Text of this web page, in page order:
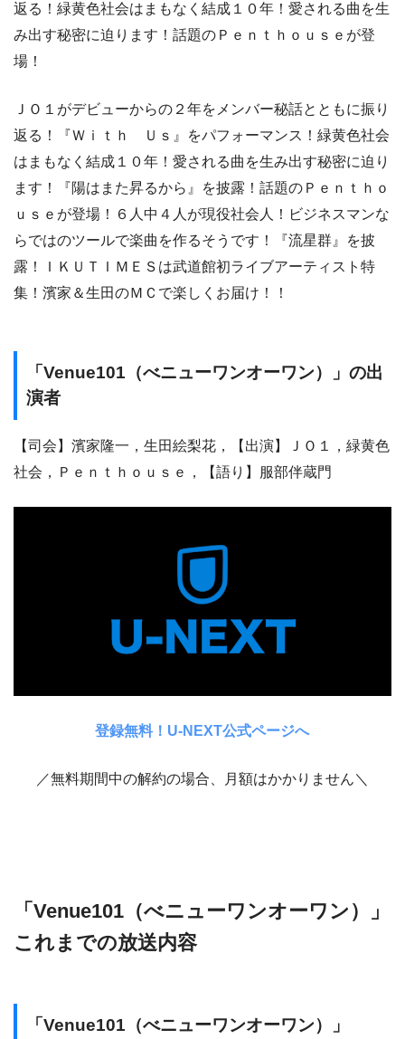
返る！緑黄色社会はまもなく結成１０年！愛される曲を生
み出す秘密に迫ります！話題のＰｅｎｔｈｏｕｓｅが登
場！
ＪＯ１がデビューからの２年をメンバー秘話とともに振り
返る！『Ｗｉｔｈ Ｕｓ』をパフォーマンス！緑黄色社会
はまもなく結成１０年！愛される曲を生み出す秘密に迫り
ます！『陽はまた昇るから』を披露！話題のＰｅｎｔｈｏ
ｕｓｅが登場！６人中４人が現役社会人！ビジネスマンな
らではのツールで楽曲を作るそうです！『流星群』を披
露！ＩＫＵＴＩＭＥＳは武道館初ライブアーティスト特
集！濱家＆生田のＭＣで楽しくお届け！！
「Venue101（べニューワンオーワン）」の出
演者
【司会】濱家隆一，生田絵梨花，【出演】ＪＯ１，緑黄色
社会，Ｐｅｎｔｈｏｕｓｅ，【語り】服部伴蔵門
登録無料！U-NEXT公式ページへ
／無料期間中の解約の場合、月額はかかりません＼
「Venue101（べニューワンオーワン）」
これまでの放送内容
「Venue101（べニューワンオーワン）」